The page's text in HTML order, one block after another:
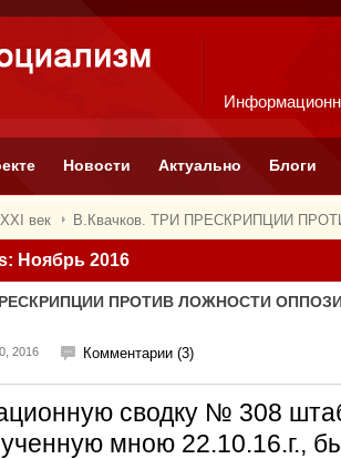
Новости Актуально Блоги
век В.Квачков. ТРИ ПРЕСКРИПЦИИ
Ноябрь 2016
ПРОТИВ ЛОЖНОСТИ
2016 Комментарии (3)
сводку № 308
мною 22.10.16.г.,